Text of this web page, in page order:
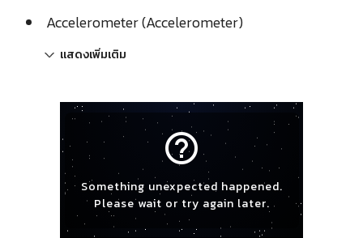
Accelerometer (Accelerometer)
แสดงเพิ่มเติม
help_outline
Something unexpected happened.
Please wait or try again later.